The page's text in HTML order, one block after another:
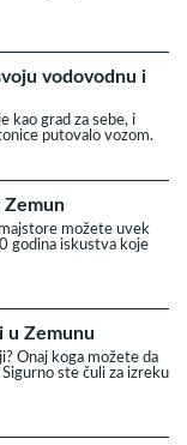
vodovodnu i
kao grad za sebe, i
putovalo vozom.
možete uvek
godina iskustva koje
u Zemunu
Onaj koga možete da
ste čuli za izreku